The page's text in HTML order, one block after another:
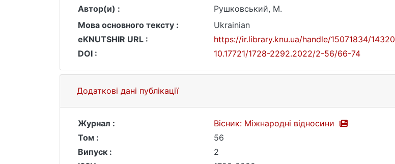
Автор(и) :
Рушковський, М.
Мова основного тексту :
Ukrainian
eKNUTSHIR URL :
https://ir.library.knu.ua/handle/15071834/14320
DOI :
10.17721/1728-2292.2022/2-56/66-74
Додаткові дані публікації
Журнал :
Вісник: Міжнародні відносини
Том :
56
Випуск :
2